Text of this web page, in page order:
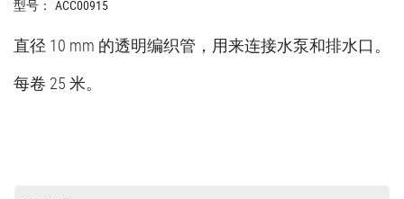
型号： ACC00915
直径 10 mm 的透明编织管，用来连接水泵和排水口。
每卷 25 米。